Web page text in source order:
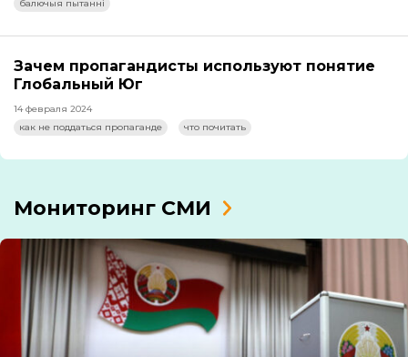
балючыя пытанні
Зачем пропагандисты используют понятие
Глобальный Юг
14 февраля 2024
как не поддаться пропаганде
что почитать
Мониторинг СМИ